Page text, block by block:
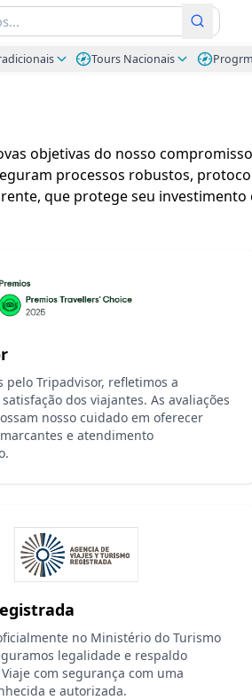
Tours Nacionais
objetivas do nosso
processos robustos,
que protege seu
pelo Tripadvisor, refletimos a
dos viajantes. As avaliações
nosso cuidado em oferecer
e atendimento
no Ministério do Turismo
legalidade e respaldo
com segurança com uma
e autorizada.